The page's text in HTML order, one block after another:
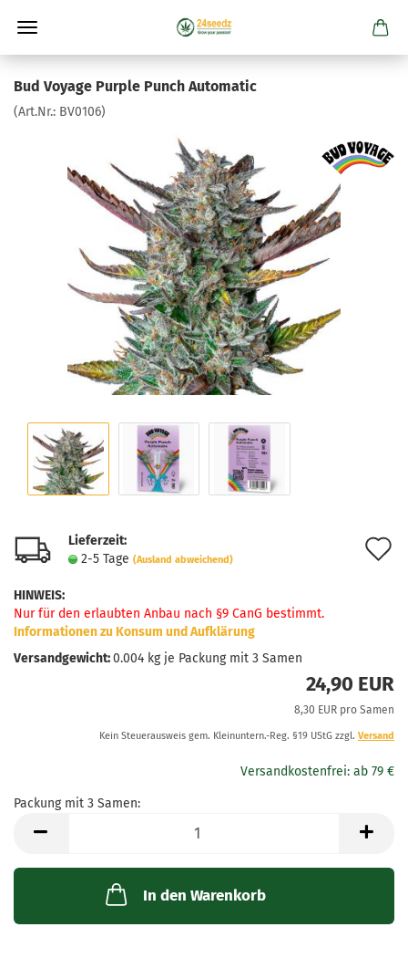
Bud Voyage Purple Punch Automatic
(Art.Nr.: BV0106)
Lieferzeit:
2-5 Tage (Ausland abweichend)
HINWEIS:
Nur für den erlaubten Anbau nach §9 CanG bestimmt.
Informationen zu Konsum und Aufklärung
Versandgewicht:0.004 kg je Packung mit 3 Samen
24,90 EUR
8,30 EUR pro Samen
Kein Steuerausweis gem. Kleinuntern.-Reg. §19 UStG zzgl. Versand
Packung mit 3 Samen:
Samen
In den Warenkorb